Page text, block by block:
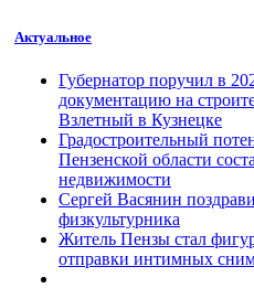
Актуальное
Губернатор поручил в
документацию на
Взлетный в Кузнецке
Градостроительный
Пензенской области
недвижимости
Сергей Васянин
физкультурника
Житель Пензы стал
отправки интимных